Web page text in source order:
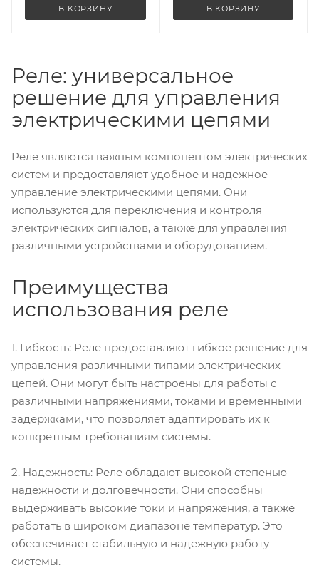
В КОРЗИНУ В КОРЗИНУ
Реле: универсальное
решение для управления
электрическими цепями
Реле являются важным компонентом электрических
систем и предоставляют удобное и надежное
управление электрическими цепями. Они
используются для переключения и контроля
электрических сигналов, а также для управления
различными устройствами и оборудованием.
Преимущества
использования реле
1. Гибкость: Реле предоставляют гибкое решение для
управления различными типами электрических
цепей. Они могут быть настроены для работы с
различными напряжениями, токами и временными
задержками, что позволяет адаптировать их к
конкретным требованиям системы.
2. Надежность: Реле обладают высокой степенью
надежности и долговечности. Они способны
выдерживать высокие токи и напряжения, а также
работать в широком диапазоне температур. Это
обеспечивает стабильную и надежную работу
системы.